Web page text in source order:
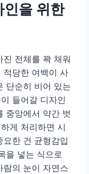
인을 위한
전체를 꽉 채워
적당한 여백이 사
단순히 비어 있는
들어갈 디자인
중앙에서 약간 벗
게 처리하면 시
한 건 균형감입
을 넣는 식으로
람의 눈이 자연스